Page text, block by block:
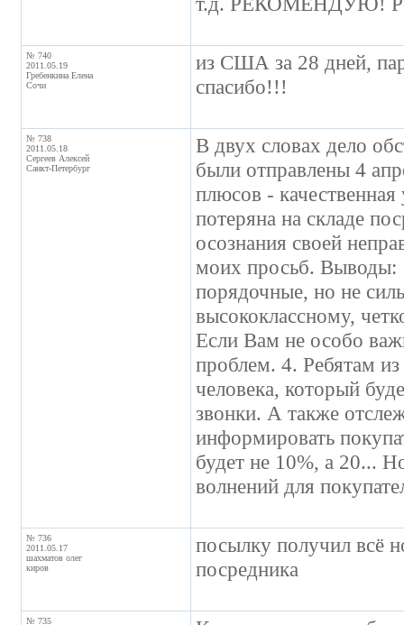
№ 740
2011.05.19
Гребенкина Елена
Сочи
из США за 28 дней,
спасибо!!!
№ 738
2011.05.18
Сергеев Алексей
Санкт-Петербург
В двух словах дело
были отправлены 4
плюсов -
потеряна на складе
осознания своей
моих просьб. Выводы:
порядочные, но не
высококлассному,
Если Вам не особо
проблем. 4. Ребятам
человека, который
звонки. А также
информировать
будет не 10%, а 20...
волнений для
№ 736
2011.05.17
шахматов олег
киров
посылку получил всё
посредника
№ 735